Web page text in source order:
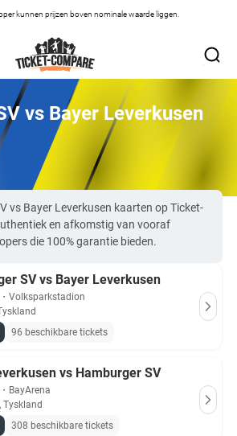
kunnen prijzen boven nominale waarde liggen.
vs Bayer Leverkusen
vs Bayer Leverkusen kaarten op Ticket-
en afkomstig van vooraf
die 100% garantie bieden.
SV vs Bayer Leverkusen
・ Volksparkstadion
96 beschikbare tickets
vs Hamburger SV
・ BayArena
Tyskland
308 beschikbare tickets